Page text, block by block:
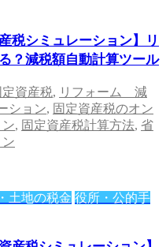
税シミュレーション】リ
？減税額自動計算ツール
資産税, リフォーム 減
ション, 固定資産税のオン
, 固定資産税計算方法, 省
土地の税金 役所・公的手